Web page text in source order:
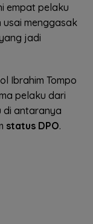
empat pelaku
usai menggasak
jadi
Ibrahim Tompo
pelaku dari
di antaranya
status DPO.